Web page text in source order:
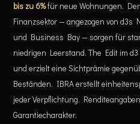
bis zu 6%für neue Wohnungen.
Finanzsektor — angezogen von
und Business Bay — sorgen für
niedrigen Leerstand. The Edit im
und erzielt eine Sichtprämie
Beständen. IBRA erstellt
jeder Verpflichtung.
Garantiecharakter.